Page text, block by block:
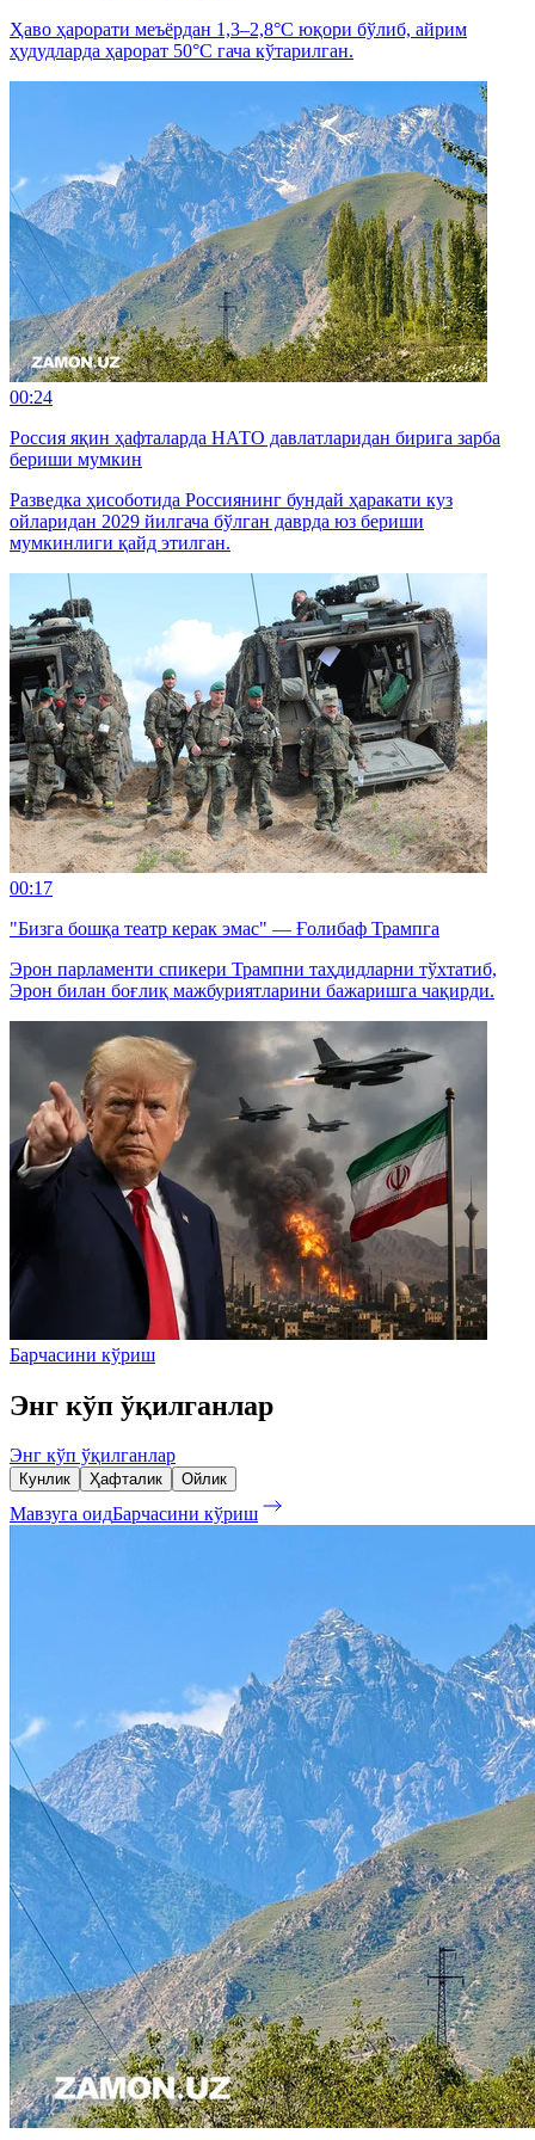
Ҳаво ҳарорати меъёрдан 1,3–2,8°C юқори бўлиб, айрим
ҳудудларда ҳарорат 50°C гача кўтарилган.
00:24
Россия яқин ҳафталарда НАТО давлатларидан бирига зарба
бериши мумкин
Разведка ҳисоботида Россиянинг бундай ҳаракати куз
ойларидан 2029 йилгача бўлган даврда юз бериши
мумкинлиги қайд этилган.
00:17
"Бизга бошқа театр керак эмас" — Ғолибаф Трампга
Эрон парламенти спикери Трампни таҳдидларни тўхтатиб,
Эрон билан боғлиқ мажбуриятларини бажаришга чақирди.
Барчасини кўриш
Энг кўп ўқилганлар
Энг кўп ўқилганлар
Кунлик Ҳафталик Ойлик
Мавзуга оидБарчасини кўриш